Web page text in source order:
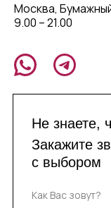
Закажите
с выбором
Не знаете,
Москва,
9.00 – 21.00